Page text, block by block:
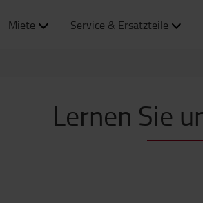
Miete Service & Ersatzteile
Lernen Sie